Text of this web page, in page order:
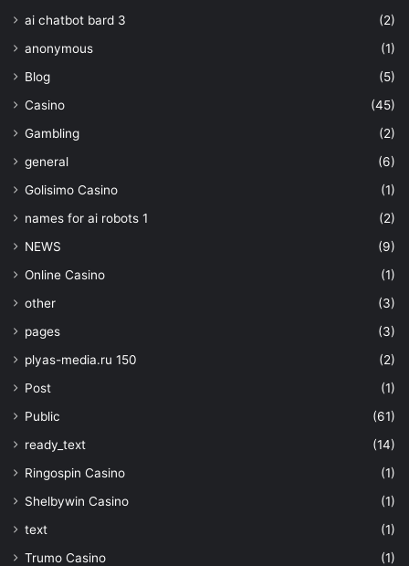
ai chatbot bard 3
(2)
anonymous
(1)
Blog
(5)
Casino
(45)
Gambling
(2)
general
(6)
Golisimo Casino
(1)
names for ai robots 1
(2)
NEWS
(9)
Online Casino
(1)
other
(3)
pages
(3)
plyas-media.ru 150
(2)
Post
(1)
Public
(61)
ready_text
(14)
Ringospin Casino
(1)
Shelbywin Casino
(1)
text
(1)
Trumo Casino
(1)